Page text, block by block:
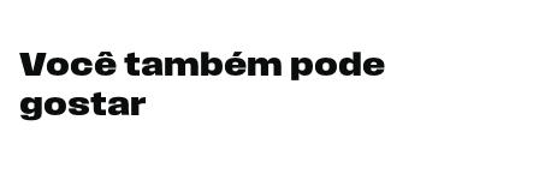
Você também pode
gostar